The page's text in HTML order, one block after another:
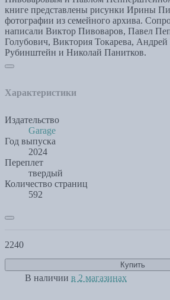
книге представлены рисунки Ирины
фотографии из семейного архива.
написали Виктор Пивоваров, Павел
Голубович, Виктория Токарева,
Рубинштейн и Николай Панитков.
Характеристики
Издательство
Garage
Год выпуска
2024
Переплет
твердый
Количество страниц
592
2240
Купить
В наличии в 2 магазинах